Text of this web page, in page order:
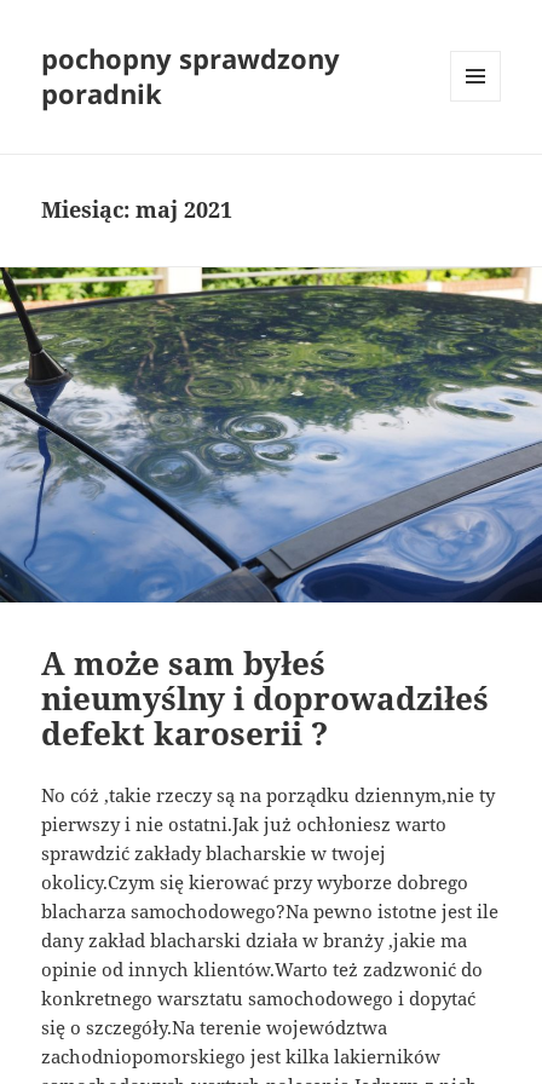
pochopny sprawdzony
poradnik
Miesiąc:maj 2021
A może sam byłeś
nieumyślny i doprowadziłeś
defekt karoserii ?
No cóż ,takie rzeczy są na porządku dziennym,nie ty
pierwszy i nie ostatni.Jak już ochłoniesz warto
sprawdzić zakłady blacharskie w twojej
okolicy.Czym się kierować przy wyborze dobrego
blacharza samochodowego?Na pewno istotne jest ile
dany zakład blacharski działa w branży ,jakie ma
opinie od innych klientów.Warto też zadzwonić do
konkretnego warsztatu samochodowego i dopytać
się o szczegóły.Na terenie województwa
zachodniopomorskiego jest kilka lakierników